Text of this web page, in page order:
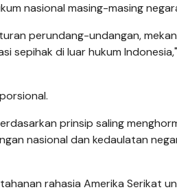
nasional masing-masing
perundang-undangan,
sepihak di luar hukum Indonesia,"
prinsip saling
nasional dan kedaulatan
rahasia Amerika Serikat